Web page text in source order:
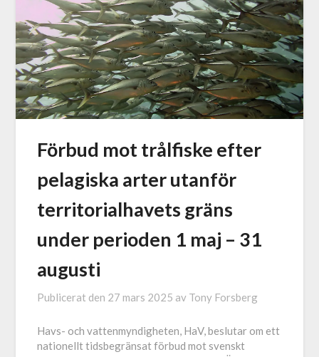
Förbud mot trålfiske efter
pelagiska arter utanför
territorialhavets gräns
under perioden 1 maj – 31
augusti
Publicerat den 27 mars 2025 av Tony Forsberg
Havs- och vattenmyndigheten, HaV, beslutar om ett
nationellt tidsbegränsat förbud mot svenskt